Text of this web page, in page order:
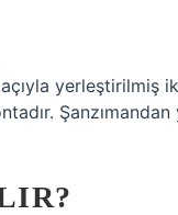
yerleştirilmiş
Şanzımandan